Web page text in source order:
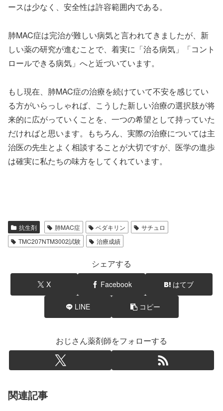
ースは少なく、安全性は許容範囲内である。
肺MAC症は完治が難しい病気と言われてきましたが、新
しい薬の研究が進むことで、着実に「治る病気」「コント
ロールできる病気」へと近づいています。
もし現在、肺MAC症の治療を続けていて不安を感じてい
る方がいらっしゃれば、こうした新しい治療の選択肢が将
来的に広がっていくことを、一つの希望として持っていた
だければと思います。もちろん、実際の治療については主
治医の先生とよく相談することが大切ですが、医学の進歩
は確実に私たちの味方をしてくれています。
抗生剤 肺MAC症 ベダキリン
サチュロ
TMC207NTM3002試験
治療成績
シェアする
X Facebook はてブ
LINE コピー
おじさん薬剤師をフォローする
関連記事